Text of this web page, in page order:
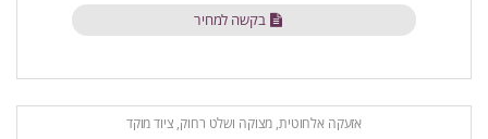
בקשה למחיר
אזעקה אלחוטית, מצוקה ושלט רחוק, ציוד מוקד